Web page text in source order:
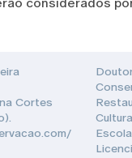
Cortes